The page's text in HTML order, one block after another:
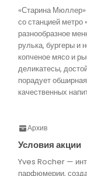
«Старина
со станцией метро
разнообразное
рулька, бургеры и
копченое мясо и
деликатесы,
порадует
качественных
Архив
Условия акции
Yves Rocher —
парфюмерии,